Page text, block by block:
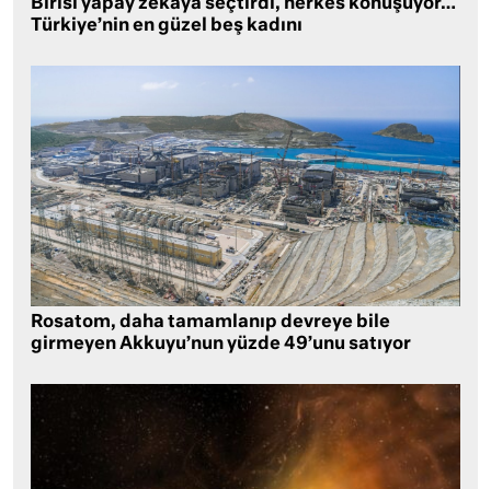
Birisi yapay zekaya seçtirdi, herkes konuşuyor…
Türkiye’nin en güzel beş kadını
Rosatom, daha tamamlanıp devreye bile
girmeyen Akkuyu’nun yüzde 49’unu satıyor